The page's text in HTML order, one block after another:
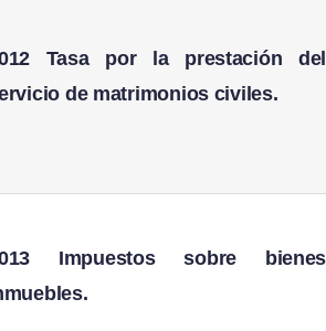
Tasa por la prestación del
de matrimonios civiles.
Impuestos sobre bienes